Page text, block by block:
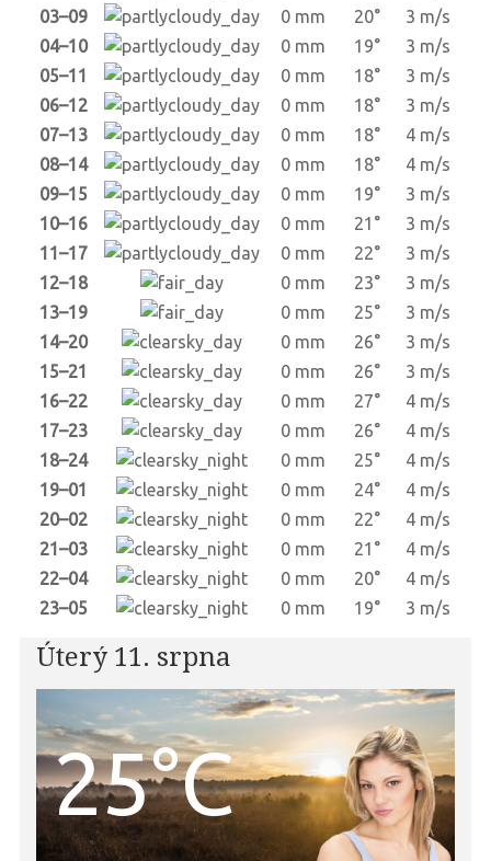
03–09
0 mm 20°
3 m/s
04–10
0 mm 19°
3 m/s
05–11
0 mm 18°
3 m/s
06–12
0 mm 18°
3 m/s
07–13
0 mm 18°
4 m/s
08–14
0 mm 18°
4 m/s
09–15
0 mm 19°
3 m/s
10–16
0 mm 21°
3 m/s
11–17
0 mm 22°
3 m/s
12–18
0 mm 23°
3 m/s
13–19
0 mm 25°
3 m/s
14–20
0 mm 26°
3 m/s
15–21
0 mm 26°
3 m/s
16–22
0 mm 27°
4 m/s
17–23
0 mm 26°
4 m/s
18–24
0 mm 25°
4 m/s
19–01
0 mm 24°
4 m/s
20–02
0 mm 22°
4 m/s
21–03
0 mm 21°
4 m/s
22–04
0 mm 20°
4 m/s
23–05
0 mm 19° 3 m/s
Úterý 11. srpna
25°C